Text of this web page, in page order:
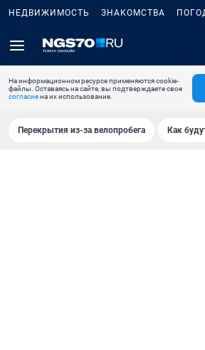
НЕДВИЖИМОСТЬ ЗНАКОМСТВА
На информационном ресурсе применяются cookie-
файлы. Оставаясь на сайте, вы подтверждаете свое
согласиена их использование.
Перекрытия из-за велопробега Как